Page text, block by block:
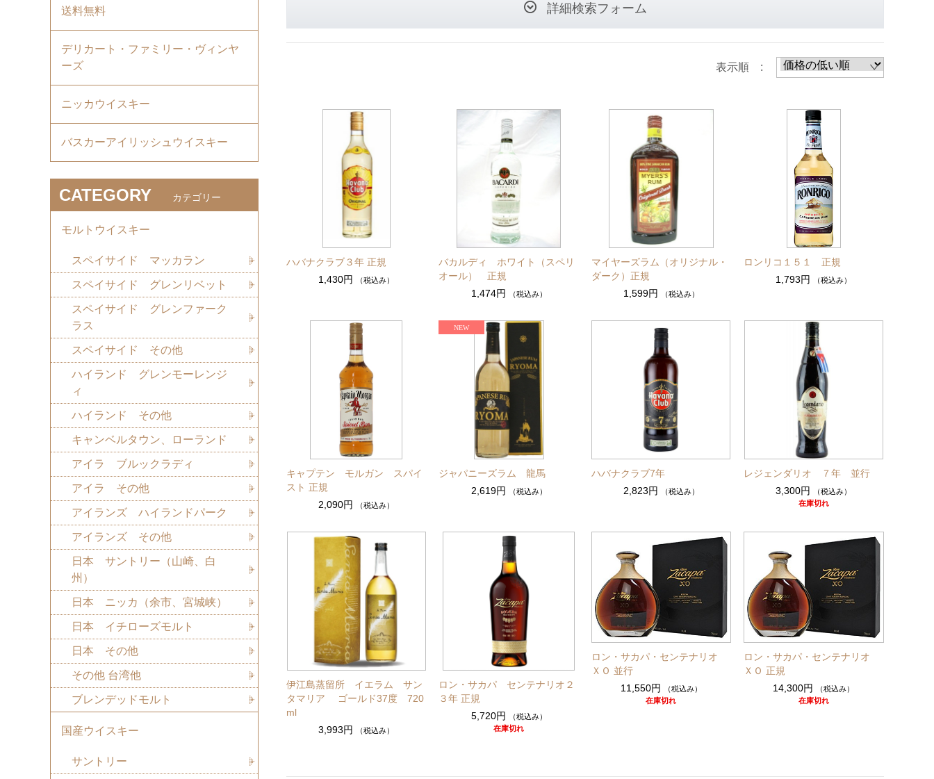
詳細検索フォーム
表示順 :
ハバナクラブ３年 正規
1,430円
（税込み）
バカルディ ホワイト（スペリ
オール） 正規
1,474円
（税込み）
マイヤーズラム（オリジナル・
ダーク）正規
1,599円
（税込み）
ロンリコ１５１ 正規
1,793円
（税込み）
キャプテン モルガン スパイ
スト 正規
2,090円
（税込み）
ジャパニーズラム 龍馬
2,619円
（税込み）
ハバナクラブ7年
2,823円
（税込み）
レジェンダリオ ７年 並行
3,300円
（税込み）
在庫切れ
伊江島蒸留所 イエラム サン
タマリア ゴールド37度 720
ml
3,993円
（税込み）
ロン・サカパ センテナリオ２
３年 正規
5,720円
（税込み）
在庫切れ
ロン・サカパ・センテナリオ
ＸＯ 並行
11,550円
（税込み）
在庫切れ
ロン・サカパ・センテナリオ
ＸＯ 正規
14,300円
（税込み）
在庫切れ
送料無料
デリカート・ファミリー・ヴィンヤ
ーズ
ニッカウイスキー
バスカーアイリッシュウイスキー
CATEGORY カテゴリー
モルトウイスキー
スペイサイド マッカラン
スペイサイド グレンリベット
スペイサイド グレンファーク
ラス
スペイサイド その他
ハイランド グレンモーレンジ
ィ
ハイランド その他
キャンベルタウン、ローランド
アイラ ブルックラディ
アイラ その他
アイランズ ハイランドパーク
アイランズ その他
日本 サントリー（山崎、白
州）
日本 ニッカ（余市、宮城峡）
日本 イチローズモルト
日本 その他
その他 台湾他
ブレンデッドモルト
国産ウイスキー
サントリー